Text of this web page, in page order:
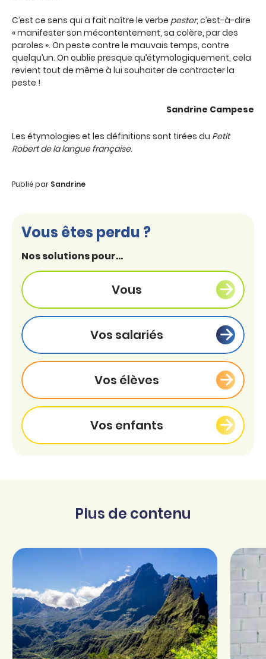
C’est ce sens qui a fait naître le verbe pester, c’est-à-dire
« manifester son mécontentement, sa colère, par des
paroles ». On peste contre le mauvais temps, contre
quelqu’un. On oublie presque qu’étymologiquement, cela
revient tout de même à lui souhaiter de contracter la
peste !
Sandrine Campese
Les étymologies et les définitions sont tirées du Petit
Robert de la langue française.
Publié par Sandrine
Vous êtes perdu ?
Nos solutions pour...
Vous
Vos salariés
Vos élèves
Vos enfants
Plus de contenu